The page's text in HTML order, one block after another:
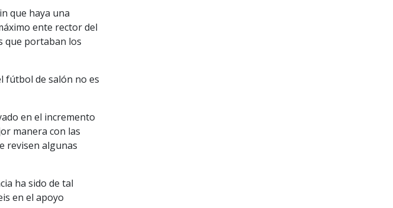
que haya una
ente rector del
que portaban los
fútbol de salón no es
en el incremento
manera con las
revisen algunas
ha sido de tal
en el apoyo